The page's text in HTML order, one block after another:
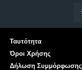
Ταυτότητα
Όροι Χρήσης
Δήλωση Συμμόρφωσης